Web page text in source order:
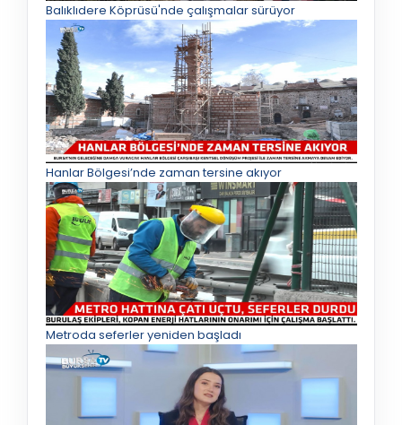
Balıklıdere Köprüsü'nde çalışmalar sürüyor
Hanlar Bölgesi’nde zaman tersine akıyor
Metroda seferler yeniden başladı